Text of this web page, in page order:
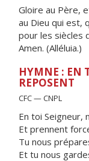
Gloire au Père,
au Dieu qui est,
pour les siècles
Amen. (Alléluia.)
HYMNE : EN
REPOSENT
CFC — CNPL
En toi Seigneur,
Et prennent
Tu nous
Et tu nous